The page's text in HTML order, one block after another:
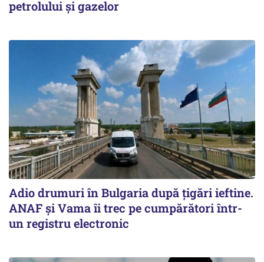
petrolului și gazelor
Adio drumuri în Bulgaria după țigări ieftine.
ANAF și Vama îi trec pe cumpărători într-
un registru electronic